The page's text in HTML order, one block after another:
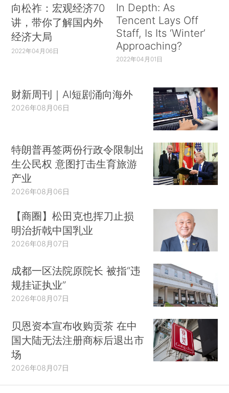
向松祚：宏观经济70
讲，带你了解国内外
经济大局
2022年04月06日
In Depth: As
Tencent Lays Off
Staff, Is Its ‘Winter’
Approaching?
2022年04月01日
财新周刊｜AI短剧涌向海外
2026年08月06日
特朗普再签两份行政令限制出
生公民权 意图打击生育旅游
产业
2026年08月06日
【商圈】松田克也挥刀止损
明治折戟中国乳业
2026年08月07日
成都一区法院原院长 被指“违
规挂证执业”
2026年08月07日
贝恩资本宣布收购贡茶 在中
国大陆无法注册商标后退出市
场
2026年08月07日